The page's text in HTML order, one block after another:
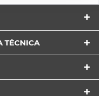
entender y estar
TÉCNICA